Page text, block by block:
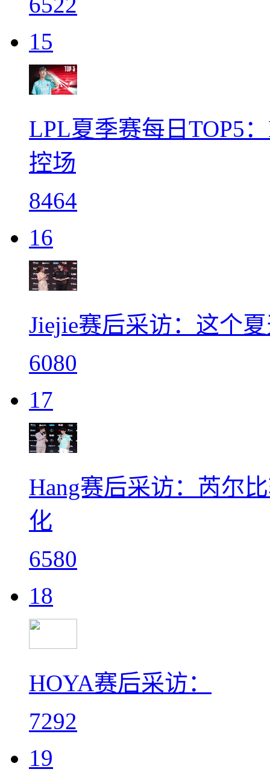
15
LPL夏季赛每日TOP5
控场
8464
16
Jiejie赛后采访：这个
6080
17
Hang赛后采访：芮尔
化
6580
18
HOYA赛后采访：
7292
19